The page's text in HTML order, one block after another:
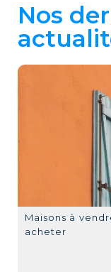
Nos
Maisons à
acheter